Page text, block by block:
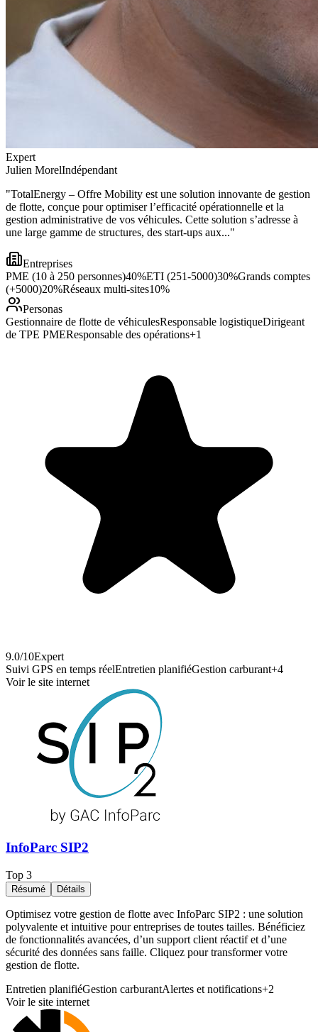
Expert
Julien MorelIndépendant
"TotalEnergy – Offre Mobility est une solution innovante de gestion
de flotte, conçue pour optimiser l’efficacité opérationnelle et la
gestion administrative de vos véhicules. Cette solution s’adresse à
une large gamme de structures, des start-ups aux..."
Entreprises
PME (10 à 250 personnes)40%ETI (251-5000)30%Grands comptes
(+5000)20%Réseaux multi-sites10%
Personas
Gestionnaire de flotte de véhiculesResponsable logistiqueDirigeant
de TPE PMEResponsable des opérations+1
9.0/10Expert
Suivi GPS en temps réelEntretien planifiéGestion carburant+4
Voir le site internet
InfoParc SIP2
Top 3
Résumé Détails
Optimisez votre gestion de flotte avec InfoParc SIP2 : une solution
polyvalente et intuitive pour entreprises de toutes tailles. Bénéficiez
de fonctionnalités avancées, d’un support client réactif et d’une
sécurité des données sans faille. Cliquez pour transformer votre
gestion de flotte.
Entretien planifiéGestion carburantAlertes et notifications+2
Voir le site internet